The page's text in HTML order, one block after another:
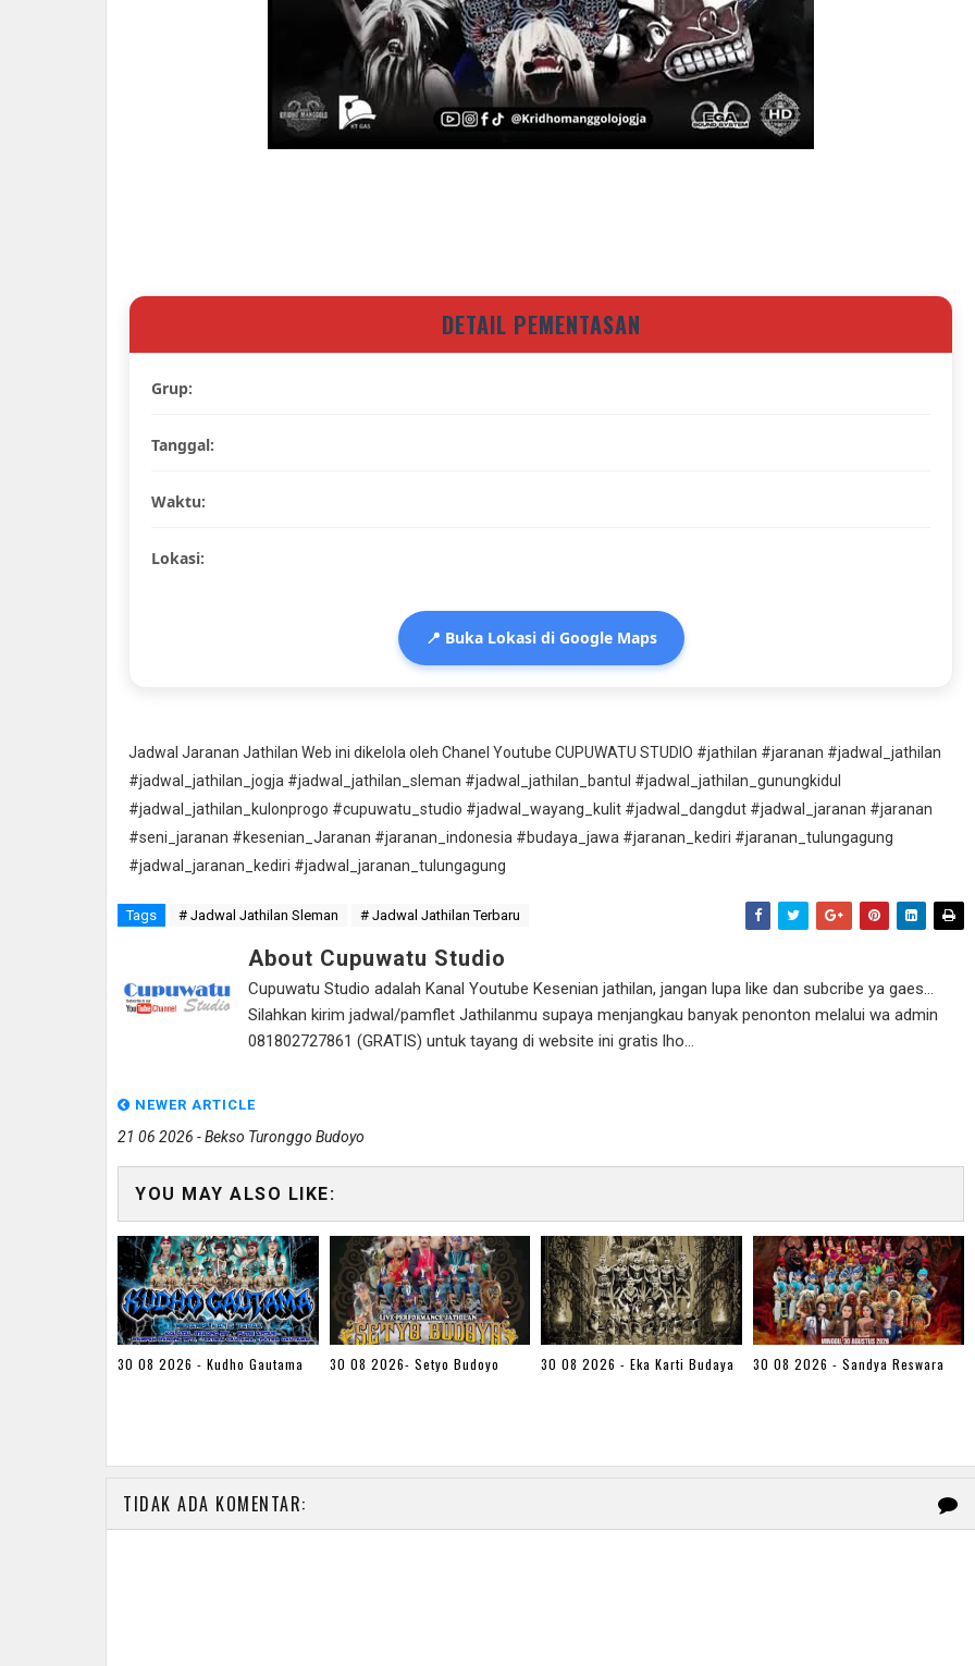
DETAIL PEMENTASAN
Grup:
Tanggal:
Waktu:
Lokasi:
📍 Buka Lokasi di Google Maps
Jadwal Jaranan Jathilan Web ini dikelola oleh Chanel Youtube CUPUWATU STUDIO #jathilan #jaranan #jadwal_jathilan
#jadwal_jathilan_jogja #jadwal_jathilan_sleman #jadwal_jathilan_bantul #jadwal_jathilan_gunungkidul
#jadwal_jathilan_kulonprogo #cupuwatu_studio #jadwal_wayang_kulit #jadwal_dangdut #jadwal_jaranan #jaranan
#seni_jaranan #kesenian_Jaranan #jaranan_indonesia #budaya_jawa #jaranan_kediri #jaranan_tulungagung
#jadwal_jaranan_kediri #jadwal_jaranan_tulungagung
Tags # Jadwal Jathilan Sleman # Jadwal Jathilan Terbaru
About Cupuwatu Studio
Cupuwatu Studio adalah Kanal Youtube Kesenian jathilan, jangan lupa like dan subcribe ya gaes...
Silahkan kirim jadwal/pamflet Jathilanmu supaya menjangkau banyak penonton melalui wa admin
081802727861 (GRATIS) untuk tayang di website ini gratis lho...
NEWER ARTICLE
21 06 2026 - Bekso Turonggo Budoyo
YOU MAY ALSO LIKE:
30 08 2026 - Kudho Gautama 30 08 2026- Setyo Budoyo 30 08 2026 - Eka Karti Budaya 30 08 2026 - Sandya Reswara
TIDAK ADA KOMENTAR: